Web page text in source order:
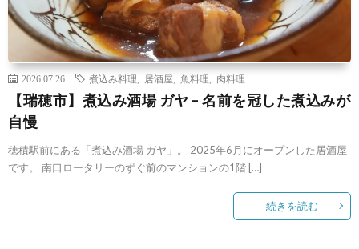
2026.07.26 煮込み料理 居酒屋 魚料理 肉料理
【瑞穂市】煮込み酒場 ガヤ – 名前を冠した煮込みが
自慢
穂積駅前にある「煮込み酒場 ガヤ」。 2025年6月にオープンした居酒屋
です。 南口ロータリーのずぐ前のマンションの1階 […]
続きを読む